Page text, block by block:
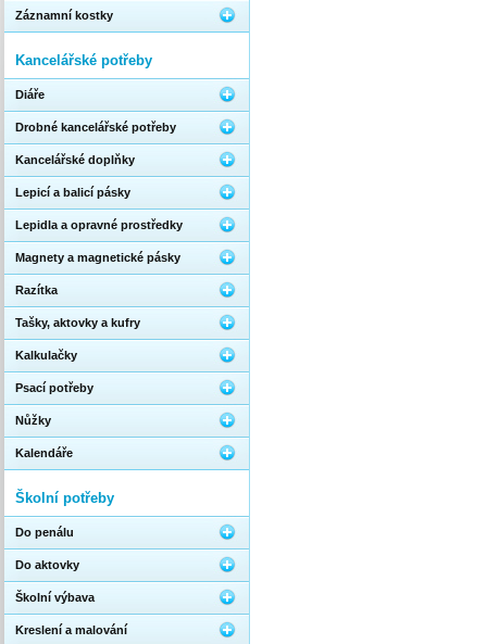
Záznamní kostky
Kancelářské potřeby
Diáře
Drobné kancelářské potřeby
Kancelářské doplňky
Lepicí a balicí pásky
Lepidla a opravné prostředky
Magnety a magnetické pásky
Razítka
Tašky, aktovky a kufry
Kalkulačky
Psací potřeby
Nůžky
Kalendáře
Školní potřeby
Do penálu
Do aktovky
Školní výbava
Kreslení a malování